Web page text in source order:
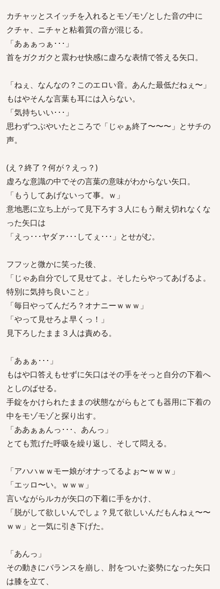
カチャッとスイッチを入れるとモゾモゾとした音の中に
クチャ、ニチャと粘着質の音が混じる。
「あぁぁっぁ･･･」
首をガクガクと震わせ快感に虚ろな表情で答える矢口。
「ねぇ、なんなの？このエロい音。あんた最低だねぇ〜」
もはやそんな言葉も耳には入らない。
「気持ちいい･･･」
思わずつぶやいたところで「じゃぁ終了〜〜〜」とサチの
声。
(え？終了？何が？えっ？)
虚ろな意識の中でその言葉の意味がわからない矢口。
「もうしてあげないって事。ｗ」
意地悪に立ち上がって見下ろす３人にもう耐え切れなくな
った矢口は
「えっ･･･ヤダァ･･･してぇ･･･」とせがむ。
フフッと微かに笑った後、
「じゃあ自分でして見せてよ。そしたらやってあげるよ。
特別に気持ち良いこと」
「毎日やってんだろ？オナニーｗｗｗ」
「やって見せろよ早くっ！」
見下ろしたまま３人は責める。
「あぁぁ･･･」
もはや口答えもせずに矢口はその手をそっと自分の下着へ
としのばせる。
手錠をかけられたままの状態ながらもとても器用に下着の
中をモゾモゾと探り出す。
「ああぁぁんっ･･･、あんっ」
とても荒げた呼吸を繰り返し、そして悶える。
「アハハｗｗモー娘がオナってるよぉ〜ｗｗｗ」
「エッロ〜い。ｗｗｗ」
言いながらルカが矢口の下着に手をかけ、
「脱がして欲しいんでしょ？見て欲しいんだもんねぇ〜〜
ｗｗ」と一気に引き下げた。
「あんっ」
その動きにバランスを崩し、肘をついた姿勢になった矢口
は膝を立て、